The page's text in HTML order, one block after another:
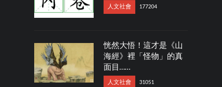
人文社會 177204
恍然大悟！這才是《山
海經》裡「怪物」的真
面目……
人文社會 31051